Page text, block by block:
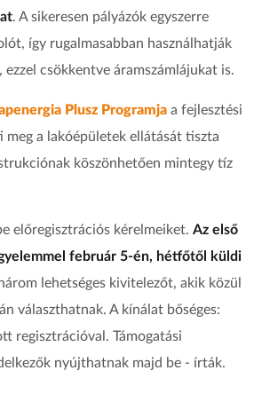
. A sikeresen pályázók egyszerre
így rugalmasabban használhatják
csökkentve áramszámlájukat is.
Plusz Programja a fejlesztési
a lakóépületek ellátását tiszta
köszönhetően mintegy tíz
előregisztrációs kérelmeiket. Az első
február 5-én, hétfőtől küldi
lehetséges kivitelezőt, akik közül
választhatnak. A kínálat bőséges:
regisztrációval. Támogatási
nyújthatnak majd be - írták.